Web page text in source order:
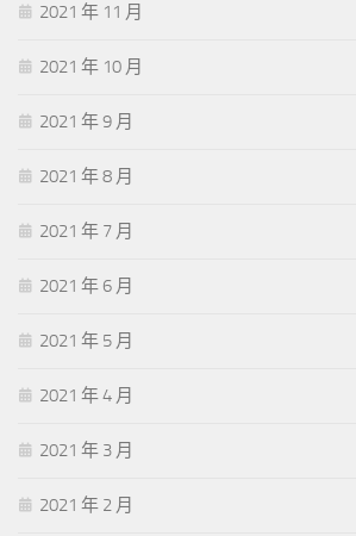
2021 年 11 月
2021 年 10 月
2021 年 9 月
2021 年 8 月
2021 年 7 月
2021 年 6 月
2021 年 5 月
2021 年 4 月
2021 年 3 月
2021 年 2 月